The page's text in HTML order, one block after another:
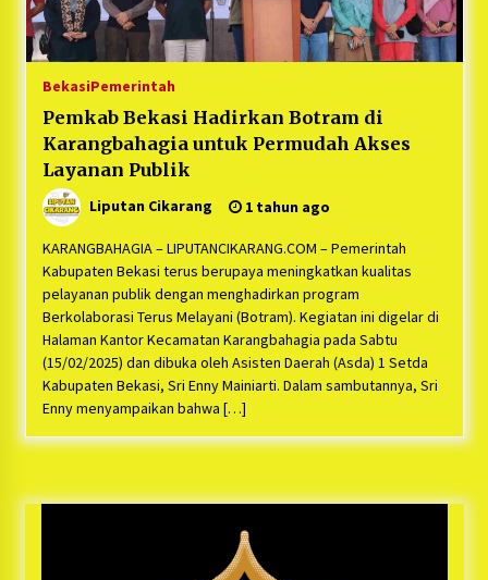
Kodim 0509 Kabupaten Bekasi Terima 20
Perahu Bantuan Dari Panglima TNI
1 tahun ago
Jelang Ramadhan, Kecamatan Cikarang Pusat
Gelar STQ ke-VII
1 tahun ago
BekasiPemerintah
Pemkab Bekasi Hadirkan Botram di
Karangbahagia untuk Permudah Akses
Layanan Publik
Liputan Cikarang 1 tahun ago
KARANGBAHAGIA – LIPUTANCIKARANG.COM – Pemerintah
Kabupaten Bekasi terus berupaya meningkatkan kualitas
pelayanan publik dengan menghadirkan program
Berkolaborasi Terus Melayani (Botram). Kegiatan ini digelar di
Halaman Kantor Kecamatan Karangbahagia pada Sabtu
(15/02/2025) dan dibuka oleh Asisten Daerah (Asda) 1 Setda
Kabupaten Bekasi, Sri Enny Mainiarti. Dalam sambutannya, Sri
Enny menyampaikan bahwa […]